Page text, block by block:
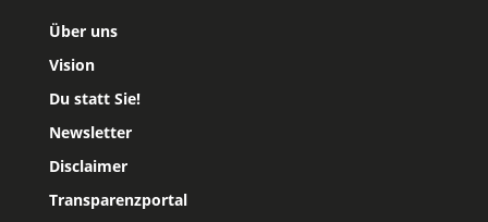
Über uns
Vision
Du statt Sie!
Newsletter
Disclaimer
Transparenzportal